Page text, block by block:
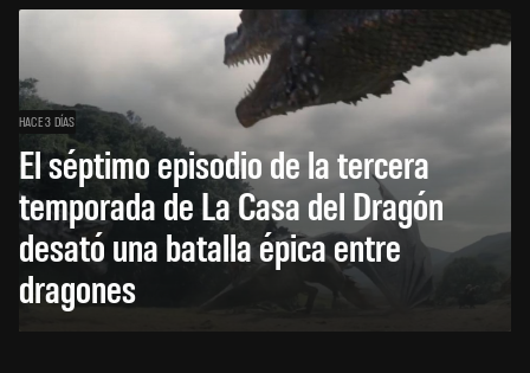
HACE 3 DÍAS
El séptimo episodio de la tercera
temporada de La Casa del Dragón
desató una batalla épica entre
dragones